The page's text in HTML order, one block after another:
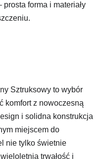
prosta forma i materiały
Sztruksowy to wybór
komfort z nowoczesną
i solidna konstrukcja
miejscem do
nie tylko świetnie
trwałość i